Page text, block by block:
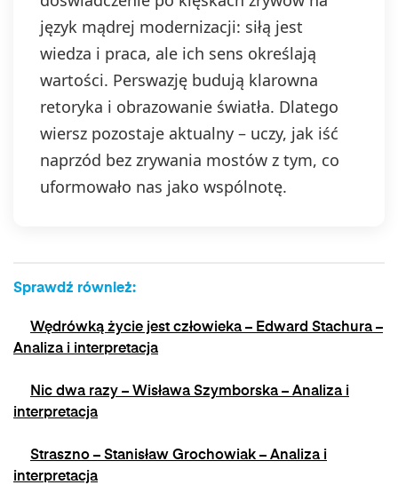
język mądrej modernizacji: siłą jest
wiedza i praca, ale ich sens określają
wartości. Perswazję budują klarowna
retoryka i obrazowanie światła. Dlatego
wiersz pozostaje aktualny – uczy, jak iść
naprzód bez zrywania mostów z tym, co
uformowało nas jako wspólnotę.
Sprawdź również:
Wędrówką życie jest człowieka – Edward Stachura –
Analiza i interpretacja
Nic dwa razy – Wisława Szymborska – Analiza i
interpretacja
Straszno – Stanisław Grochowiak – Analiza i
interpretacja